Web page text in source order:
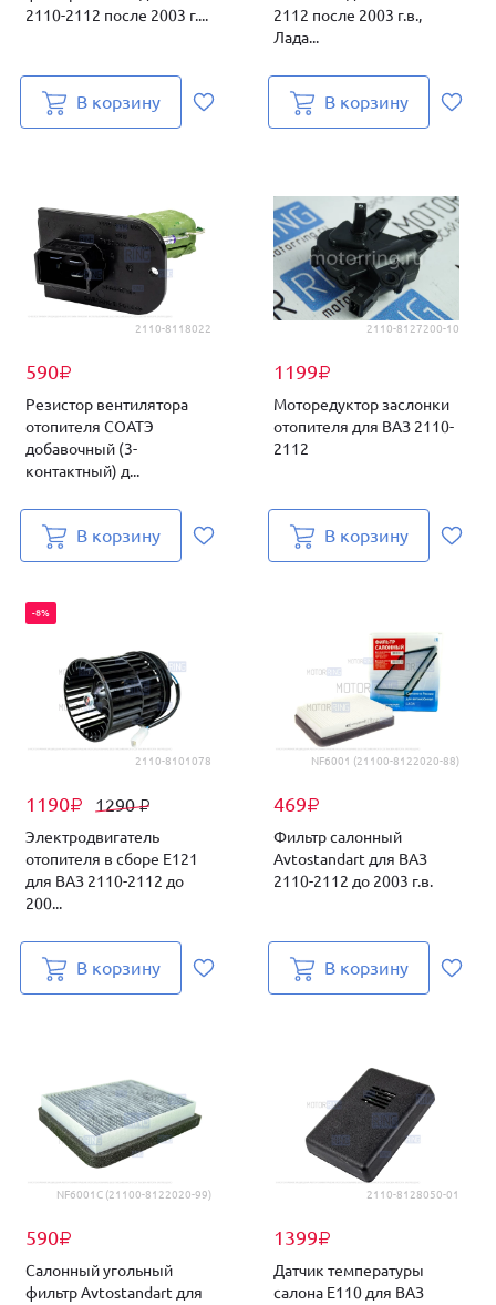
2110-2112 после 2003 г....
В корзину
2112 после 2003 г.в.,
Лада...
В корзину
2110-8118022
590₽
Резистор вентилятора
отопителя СОАТЭ
добавочный (3-
контактный) д...
В корзину
2110-8127200-10
1199₽
Моторедуктор заслонки
отопителя для ВАЗ 2110-
2112
В корзину
2110-8101078
1190₽ 1290₽
-8%
Электродвигатель
отопителя в сборе Е121
для ВАЗ 2110-2112 до
200...
В корзину
NF6001 (21100-8122020-88)
469₽
Фильтр салонный
Avtostandart для ВАЗ
2110-2112 до 2003 г.в.
В корзину
NF6001C (21100-8122020-99)
590₽
Cалонный угольный
фильтр Avtostandart для
2110-8128050-01
1399₽
Датчик температуры
салона Е110 для ВАЗ